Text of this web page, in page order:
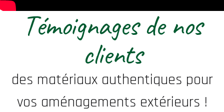
Témoignages de nos
clients
des matériaux authentiques pour
vos aménagements extérieurs !